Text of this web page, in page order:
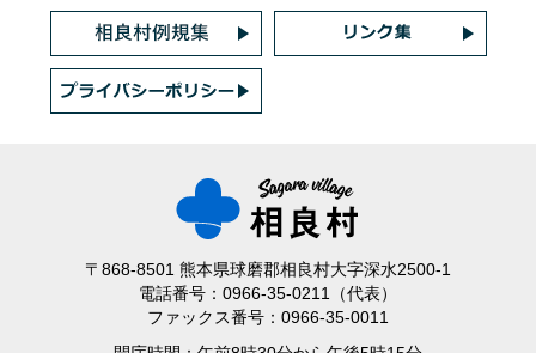
〒868-8501 熊本県球磨郡相良村大字深水2500-1
電話番号：0966-35-0211（代表）
ファックス番号：0966-35-0011